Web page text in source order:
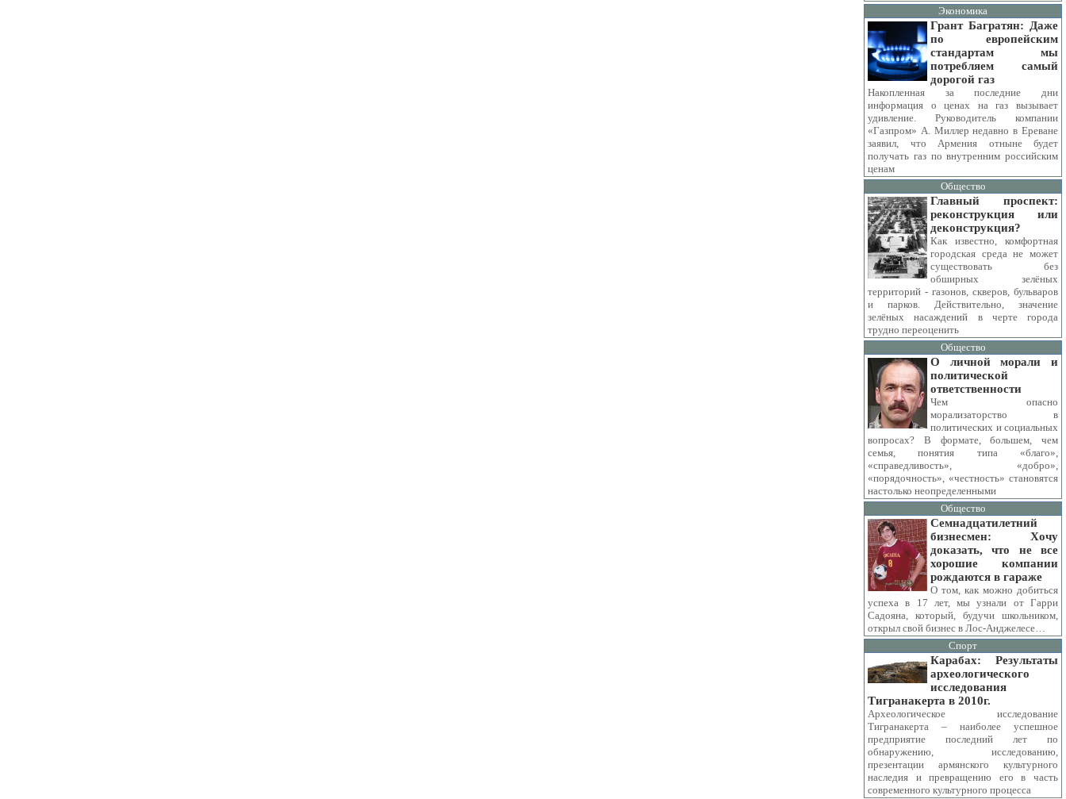
Экономика
Грант Багратян: Даже
по европейским
стандартам мы
потребляем самый
дорогой газ
Накопленная за последние дни
информация о ценах на газ вызывает
удивление. Руководитель компании
«Газпром» А. Миллер недавно в Ереване
заявил, что Армения отныне будет
получать газ по внутренним российским
ценам
Общество
Главный проспект:
реконструкция или
деконструкция?
Как известно, комфортная
городская среда не может
существовать без
обширных зелёных
территорий - газонов, скверов, бульваров
и парков. Действительно, значение
зелёных насаждений в черте города
трудно переоценить
Общество
О личной морали и
политической
ответственности
Чем опасно
морализаторство в
политических и социальных
вопросах? В формате, большем, чем
семья, понятия типа «благо»,
«справедливость», «добро»,
«порядочность», «честность» становятся
настолько неопределенными
Общество
Семнадцатилетний
бизнесмен: Хочу
доказать, что не все
хорошие компании
рождаются в гараже
О том, как можно добиться
успеха в 17 лет, мы узнали от Гарри
Садояна, который, будучи школьником,
открыл свой бизнес в Лос-Анджелесе…
Спорт
Карабах: Результаты
археологического
исследования
Тигранакерта в 2010г.
Археологическое исследование
Тигранакерта – наиболее успешное
предприятие последний лет по
обнаружению, исследованию,
презентации армянского культурного
наследия и превращению его в часть
современного культурного процесса